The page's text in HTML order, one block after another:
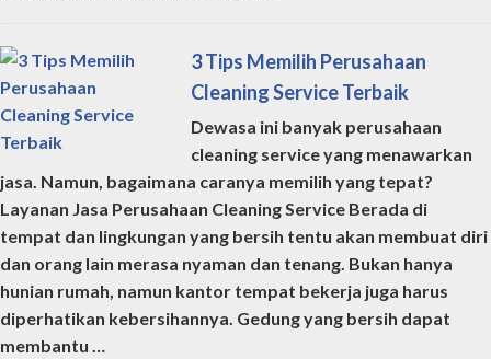
3 Tips Memilih Perusahaan
Cleaning Service Terbaik
Dewasa ini banyak perusahaan
cleaning service yang menawarkan
jasa. Namun, bagaimana caranya memilih yang tepat?
Layanan Jasa Perusahaan Cleaning Service Berada di
tempat dan lingkungan yang bersih tentu akan membuat diri
dan orang lain merasa nyaman dan tenang. Bukan hanya
hunian rumah, namun kantor tempat bekerja juga harus
diperhatikan kebersihannya. Gedung yang bersih dapat
membantu …